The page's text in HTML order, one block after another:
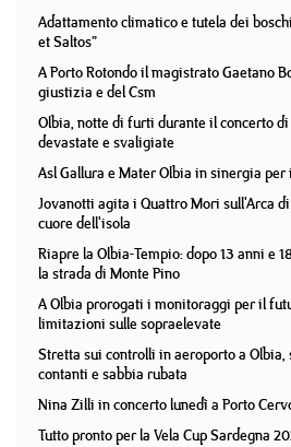
Adattamento climatico e tutela dei
et Saltos”
A Porto Rotondo il magistrato Gaetano
giustizia e del Csm
Olbia, notte di furti durante il concerto
devastate e svaligiate
Asl Gallura e Mater Olbia in sinergia
Jovanotti agita i Quattro Mori sull'Arca
cuore dell'isola
Riapre la Olbia-Tempio: dopo 13 anni e
la strada di Monte Pino
A Olbia prorogati i monitoraggi per il
limitazioni sulle sopraelevate
Stretta sui controlli in aeroporto a
contanti e sabbia rubata
Nina Zilli in concerto lunedì a Porto
Tutto pronto per la Vela Cup Sardegna